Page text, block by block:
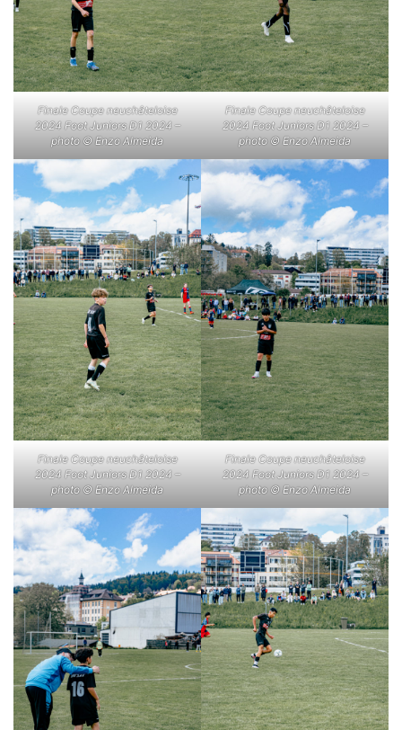
Finale Coupe neuchâteloise
2024 Foot Juniors D1 2024 –
photo © Enzo Almeida
Finale Coupe neuchâteloise
2024 Foot Juniors D1 2024 –
photo © Enzo Almeida
Finale Coupe neuchâteloise
2024 Foot Juniors D1 2024 –
photo © Enzo Almeida
Finale Coupe neuchâteloise
2024 Foot Juniors D1 2024 –
photo © Enzo Almeida